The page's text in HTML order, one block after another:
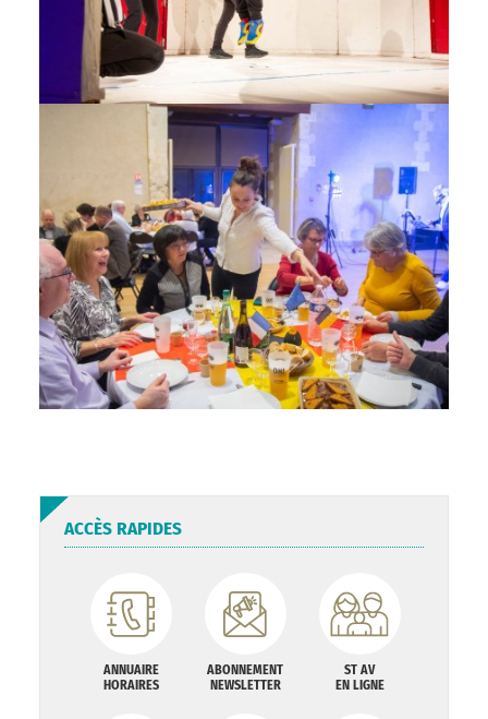
ACCÈS RAPIDES
ANNUAIRE
HORAIRES
ABONNEMENT
NEWSLETTER
ST AV
EN LIGNE